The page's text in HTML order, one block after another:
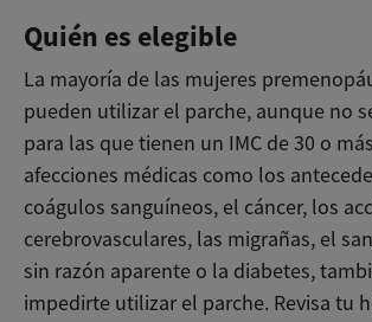
Quién es elegible
La mayoría de las mujeres
pueden utilizar el parche, aunque no
para las que tienen un IMC de 30 o
afecciones médicas como los
coágulos sanguíneos, el cáncer, los
cerebrovasculares, las migrañas, el
sin razón aparente o la diabetes,
impedirte utilizar el parche. Revisa tu